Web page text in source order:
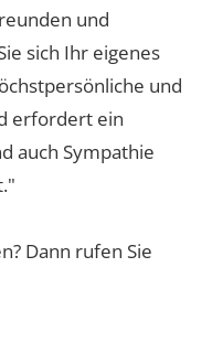
und
sich Ihr eigenes
und
erfordert ein
auch Sympathie
Dann rufen Sie